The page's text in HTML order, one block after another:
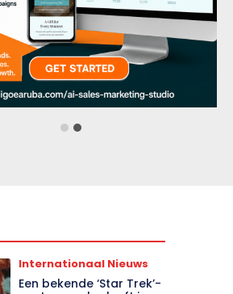
Internationaal Nieuws
Een bekende ‘Star Trek’-